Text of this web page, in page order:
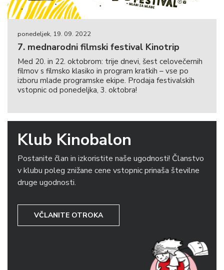
ponedeljek, 19. 09. 2022
7. mednarodni filmski festival Kinotrip
Med 20. in 22. oktobrom: trije dnevi, šest celovečernih
filmov s filmsko klasiko in program kratkih – vse po
izboru mlade programske ekipe. Prodaja festivalskih
vstopnic od ponedeljka, 3. oktobra!
Klub Kinobalon
Postanite član in izkoristite naše ugodnosti! Članstvo
v klubu poleg znižane cene vstopnic prinaša številne
druge ugodnosti.
VČLANITE OTROKA